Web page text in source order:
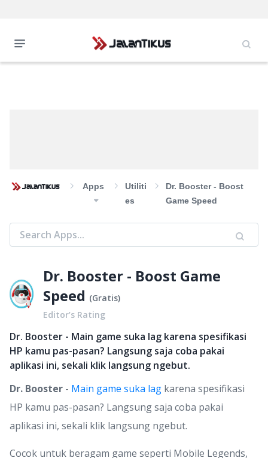
Apps
Utiliti
Es
Dr. Booster - Boost
Game Speed
Dr. Booster - Boost Game
Speed (Gratis)
Editor’s Rating
Dr. Booster - Main game suka lag karena spesifikasi
HP kamu pas-pasan? Langsung saja coba pakai
aplikasi ini, sekali klik langsung ngebut.
Dr. Booster - Main game suka lag karena spesifikasi
HP kamu pas-pasan? Langsung saja coba pakai
aplikasi ini, sekali klik langsung ngebut.
Cocok untuk beragam game seperti Mobile Legends,